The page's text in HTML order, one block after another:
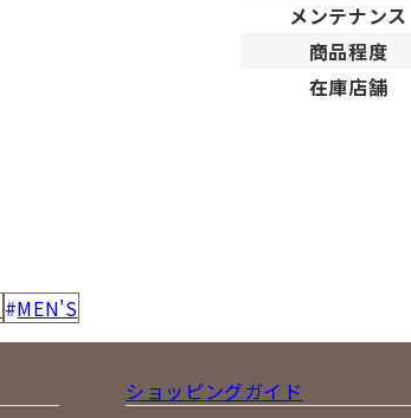
メンテナンス
商品程度
在庫店舗
MEN'S
ショッピングガイド